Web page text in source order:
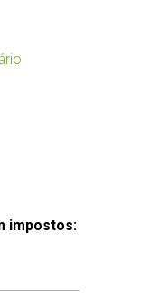
impostos: